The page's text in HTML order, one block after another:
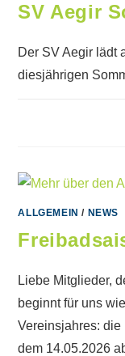
SV Aegir
Der SV Aegir lädt
diesjährigen
ALLGEMEIN / NEWS
Liebe Mitglieder,
beginnt für uns
Vereinsjahres:
dem 14.05.2026